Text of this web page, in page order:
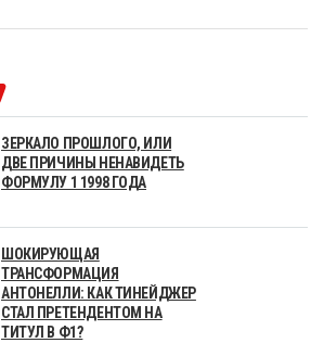
ЗЕРКАЛО ПРОШЛОГО, ИЛИ
ДВЕ ПРИЧИНЫ НЕНАВИДЕТЬ
ФОРМУЛУ 1 1998 ГОДА
ШОКИРУЮЩАЯ
ТРАНСФОРМАЦИЯ
АНТОНЕЛЛИ: КАК ТИНЕЙДЖЕР
СТАЛ ПРЕТЕНДЕНТОМ НА
ТИТУЛ В Ф1?